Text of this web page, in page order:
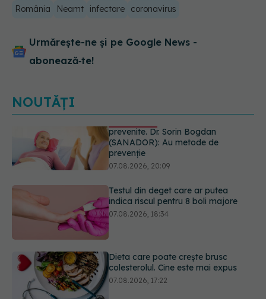
România Neamt infectare coronavirus
Urmărește-ne și pe Google News -
abonează‑te!
NOUTĂȚI
Testul din deget care ar putea
indica riscul pentru 8 boli majore
07.08.2026, 18:34
Dieta care poate crește brusc
colesterolul. Cine este mai expus
PNRR: 174 de milioane de lei pentru
sănătate într-o singură săptămână.